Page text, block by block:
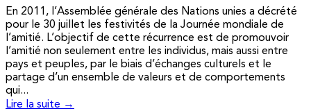
En 2011, l’Assemblée générale des Nations unies a décrété
pour le 30 juillet les festivités de la Journée mondiale de
l’amitié. L’objectif de cette récurrence est de promouvoir
l’amitié non seulement entre les individus, mais aussi entre
pays et peuples, par le biais d’échanges culturels et le
partage d’un ensemble de valeurs et de comportements
qui...
Lire la suite →